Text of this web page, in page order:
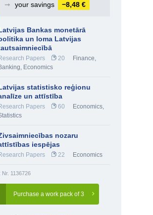
➞
your savings −8,48 €
Bankas monetārā
un loma Latvijas
Papers 20
Finance,
, Economics
statistisko reģionu
un attīstība
Papers 60 Economics,
nozaru
iespējas
Papers 22 Economics
1136726
Purchase a work pack of 3